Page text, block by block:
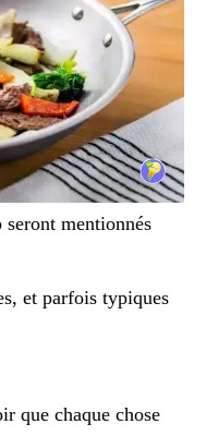
mentionnés
et parfois typiques
que chaque chose